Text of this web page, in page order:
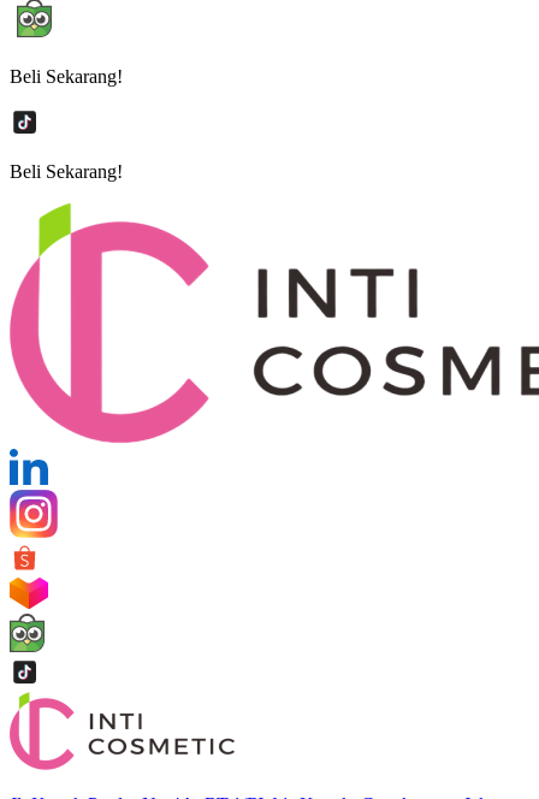
Beli Sekarang!
Beli Sekarang!